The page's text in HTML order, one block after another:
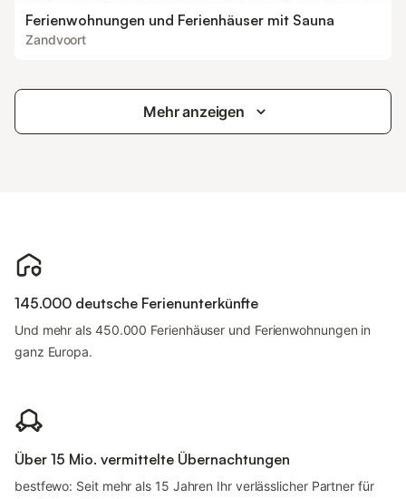
Ferienwohnungen und Ferienhäuser mit Sauna
Zandvoort
Mehr anzeigen
145.000 deutsche Ferienunterkünfte
Und mehr als 450.000 Ferienhäuser und Ferienwohnungen in
ganz Europa.
Über 15 Mio. vermittelte Übernachtungen
bestfewo: Seit mehr als 15 Jahren Ihr verlässlicher Partner für